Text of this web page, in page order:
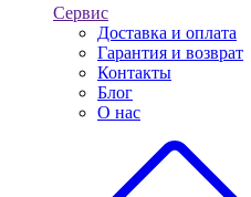
Сервис
Доставка и оплата
Гарантия и возврат
Контакты
Блог
О нас